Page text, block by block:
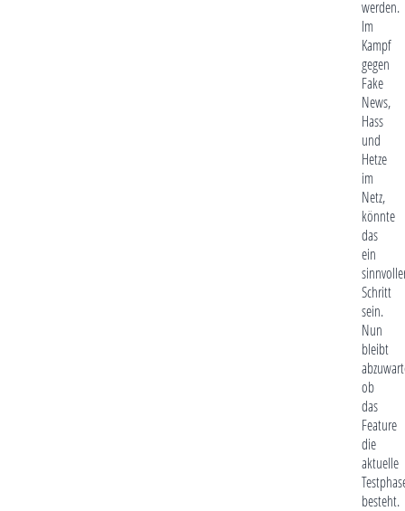
werden.
Im
Kampf
gegen
Fake
News,
Hass
und
Hetze
im
Netz,
könnte
das
ein
Schritt
sein.
Nun
bleibt
ob
das
Feature
die
aktuelle
besteht.